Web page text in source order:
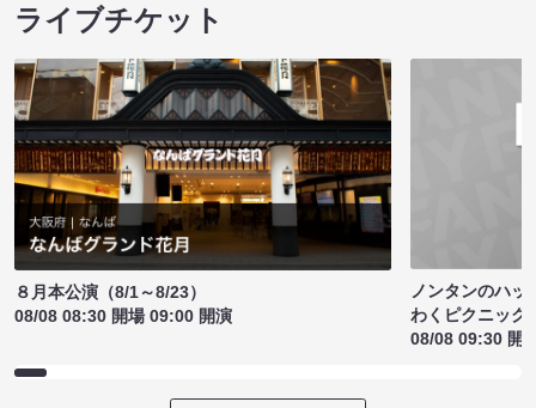
ライブチケット
８月本公演（8/1～8/23）
08/08 08:30 開場 09:00 開演
ノンタンのハッ
わくピクニック
08/08 09:30 開